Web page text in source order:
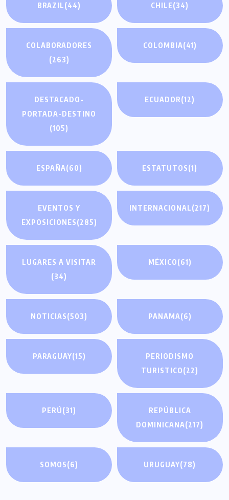
BRAZIL(44) CHILE(34)
COLABORADORES
(263)
COLOMBIA(41)
DESTACADO-
PORTADA-DESTINO
(105)
ECUADOR(12)
ESPAÑA(60) ESTATUTOS(1)
EVENTOS Y
EXPOSICIONES(285)
INTERNACIONAL(217)
LUGARES A VISITAR
(34)
MÉXICO(61)
NOTICIAS(503) PANAMA(6)
PARAGUAY(15)
PERIODISMO
TURISTICO(22)
PERÚ(31)
REPÚBLICA
DOMINICANA(217)
SOMOS(6) URUGUAY(78)